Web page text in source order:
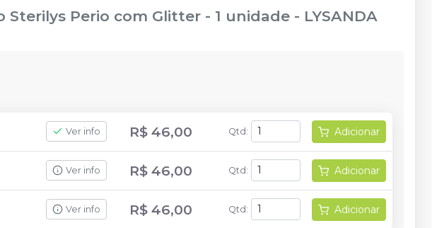
Sterilys Perio com Glitter - 1 unidade - LYSANDA
Ver info R$ 46,00 Qtd : Adicionar
Ver info R$ 46,00 Qtd : Adicionar
Ver info R$ 46,00 Qtd : Adicionar